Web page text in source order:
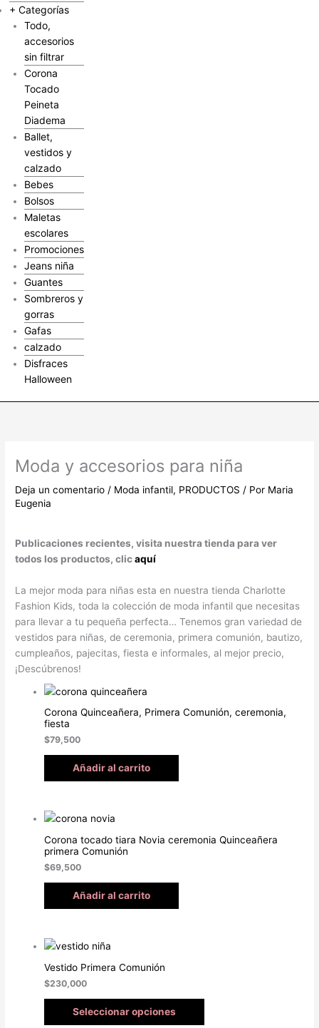
+ Categorías
Todo,
accesorios
sin filtrar
Corona
Tocado
Peineta
Diadema
Ballet,
vestidos y
calzado
Bebes
Bolsos
Maletas
escolares
Promociones
Jeans niña
Guantes
Sombreros y
gorras
Gafas
calzado
Disfraces
Halloween
Moda y accesorios para niña
Deja un comentario / Moda infantil, PRODUCTOS / Por Maria
Eugenia
Publicaciones recientes, visita nuestra tienda para ver
todos los productos, clicaquí
La mejor moda para niñas esta en nuestra tienda Charlotte
Fashion Kids, toda la colección de moda infantil que necesitas
para llevar a tu pequeña perfecta… Tenemos gran variedad de
vestidos para niñas, de ceremonia, primera comunión, bautizo,
cumpleaños, pajecitas, fiesta e informales, al mejor precio,
¡Descúbrenos!
Corona Quinceañera, Primera Comunión, ceremonia,
fiesta
$79,500
Añadir al carrito
Corona tocado tiara Novia ceremonia Quinceañera
primera Comunión
$69,500
Añadir al carrito
Vestido Primera Comunión
$230,000
Seleccionar opciones